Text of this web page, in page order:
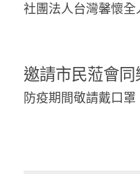
社團法人台灣馨懷全
邀請市民蒞會同
防疫期間敬請戴口